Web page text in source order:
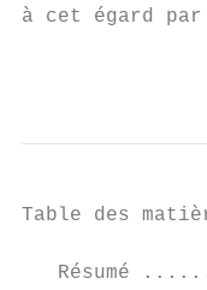
à cet égard
Table des
Résumé